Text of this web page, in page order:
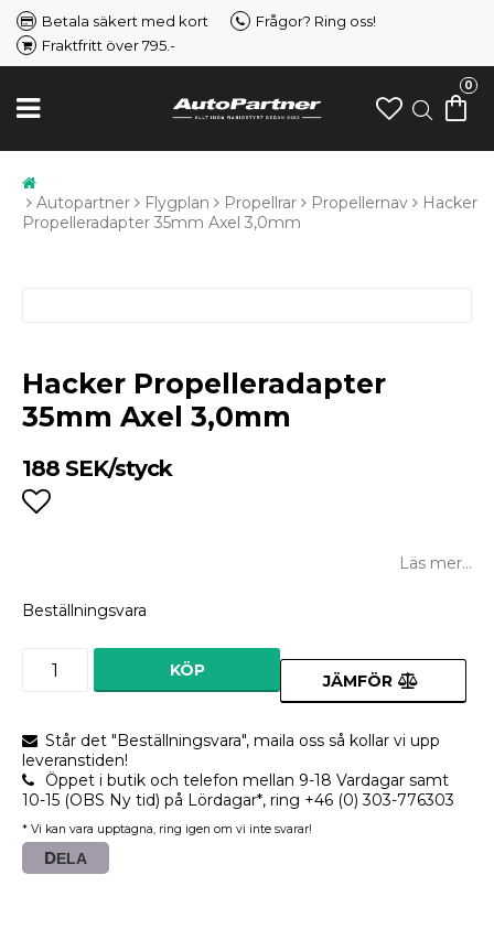
Betala säkert med kort
Frågor? Ring oss!
Fraktfritt över 795.-
0
Autopartner Flygplan Propellrar Propellernav
Hacker
Propelleradapter 35mm Axel 3,0mm
Hacker Propelleradapter
35mm Axel 3,0mm
188 SEK/styck
Läs mer...
Beställningsvara
KÖP
JÄMFÖR
Står det "Beställningsvara", maila oss så kollar vi upp
leveranstiden!
Öppet i butik och telefon mellan 9-18 Vardagar samt
10-15 (OBS Ny tid) på Lördagar*, ring +46 (0) 303-776303
* Vi kan vara upptagna, ring igen om vi inte svarar!
DELA